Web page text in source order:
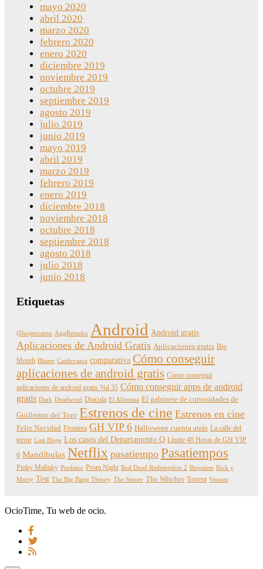
mayo 2020
abril 2020
marzo 2020
febrero 2020
enero 2020
diciembre 2019
noviembre 2019
octubre 2019
septiembre 2019
agosto 2019
julio 2019
junio 2019
mayo 2019
abril 2019
marzo 2019
febrero 2019
enero 2019
diciembre 2018
noviembre 2018
octubre 2018
septiembre 2018
agosto 2018
julio 2018
junio 2018
Etiquetas
(Des)encanto AggRetsuko Android Android gratis
Aplicaciones de Android Gratis Aplicaciones gratis Big
Mouth Blame Castlevania comparativa Cómo conseguir
aplicaciones de android gratis Cómo conseguir
aplicaciones de android gratis Vol 35 Cómo conseguir apps de android
gratis Dark Deadwind Dracula El Alienista El gabinete de curiosidades de
Guillermo del Toro Estrenos de cine Estrenos en cine
Feliz Navidad Frontera GH VIP 6 Halloween cuenta atrás La calle del
terror Last Hope Los casos del Departamento Q Límite 48 Horas de GH VIP
6 Mandíbulas Netflix pasatiempo Pasatiempos
Pinky Malinky Predator Prom Night Red Dead Redemption 2 Requiem Rick y
Morty Test The Big Bang Theory The Sinner The Witcher Torrent Venom
OcioTime, Tu web de ocio.